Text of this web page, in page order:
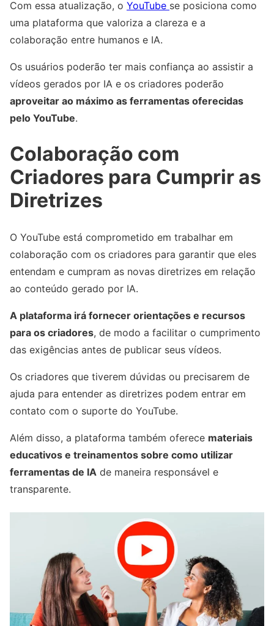
Com essa atualização, o YouTube se posiciona como
uma plataforma que valoriza a clareza e a
colaboração entre humanos e IA.
Os usuários poderão ter mais confiança ao assistir a
vídeos gerados por IA e os criadores poderão
aproveitar ao máximo as ferramentas oferecidas
pelo YouTube.
Colaboração com
Criadores para Cumprir as
Diretrizes
O YouTube está comprometido em trabalhar em
colaboração com os criadores para garantir que eles
entendam e cumpram as novas diretrizes em relação
ao conteúdo gerado por IA.
A plataforma irá fornecer orientações e recursos
para os criadores, de modo a facilitar o cumprimento
das exigências antes de publicar seus vídeos.
Os criadores que tiverem dúvidas ou precisarem de
ajuda para entender as diretrizes podem entrar em
contato com o suporte do YouTube.
Além disso, a plataforma também oferece materiais
educativos e treinamentos sobre como utilizar
ferramentas de IA de maneira responsável e
transparente.